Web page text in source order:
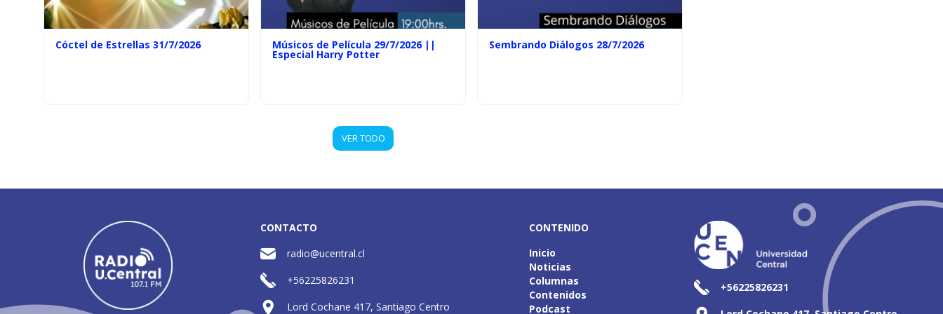
Cóctel de Estrellas 31/7/2026 Músicos de Película 29/7/2026 ||
Especial Harry Potter
Sembrando Diálogos 28/7/2026
VER TODO
CONTACTO
radio@ucentral.cl
+56225826231
Lord Cochane 417, Santiago Centro
CONTENIDO
Inicio
Noticias
Columnas
Contenidos
Podcast
+56225826231